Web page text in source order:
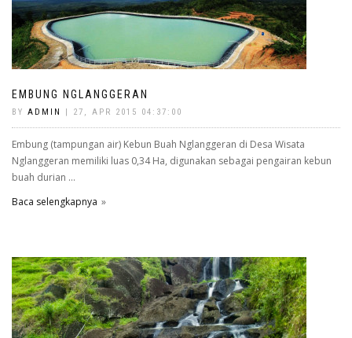
EMBUNG NGLANGGERAN
BY ADMIN | 27, APR 2015 04:37:00
Embung (tampungan air) Kebun Buah Nglanggeran di Desa Wisata
Nglanggeran memiliki luas 0,34 Ha, digunakan sebagai pengairan kebun
buah durian ...
Baca selengkapnya